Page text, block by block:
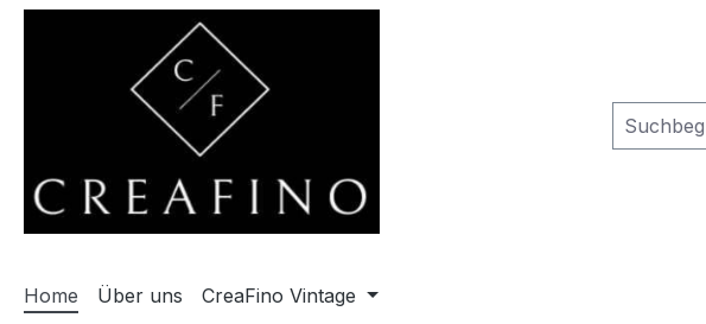
Hauptinhalt springen
Zur Hauptnavigation springen
Home Über uns CreaFino Vintage